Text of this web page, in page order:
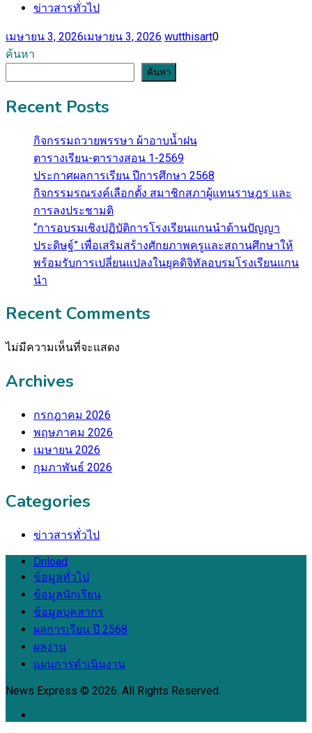
ข่าวสารทั่วไป
เมษายน 3, 2026เมษายน 3, 2026 wutthisart0
ค้นหา
ค้นหา
Recent Posts
กิจกรรมถวายพรรษา ผ้าอาบน้ำฝน
ตารางเรียน-ตารางสอน 1-2569
ประกาศผลการเรียน ปีการศึกษา 2568
กิจกรรมรณรงค์เลือกตั้ง สมาชิกสภาผู้แทนราษฎร และ
การลงประชามติ
“การอบรมเชิงปฏิบัติการโรงเรียนแกนนำด้านปัญญา
ประดิษฐ์” เพื่อเสริมสร้างศักยภาพครูและสถานศึกษาให้
พร้อมรับการเปลี่ยนแปลงในยุคดิจิทัลอบรมโรงเรียนแกน
นำ
Recent Comments
ไม่มีความเห็นที่จะแสดง
Archives
กรกฎาคม 2026
พฤษภาคม 2026
เมษายน 2026
กุมภาพันธ์ 2026
Categories
ข่าวสารทั่วไป
Dnload
ข้อมูลทั่วไป
ข้อมูลนักเรียน
ข้อมูลบุคลากร
ผลการเรียน ปี 2568
ผลงาน
แผนการดำเนินงาน
News Express © 2026. All Rights Reserved.